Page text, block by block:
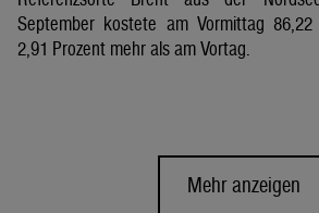
September kostete am Vormittag
2,91 Prozent mehr als am Vortag.
Mehr anzeigen